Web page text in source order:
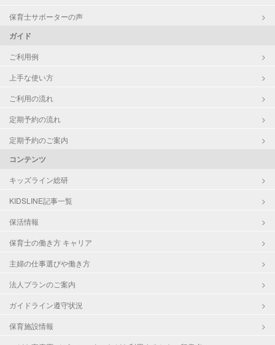
保育士サポーターの声
ガイド
ご利用例
上手な使い方
ご利用の流れ
定期予約の流れ
定期予約のご案内
コンテンツ
キッズライン総研
KIDSLINE記事一覧
保活情報
保育士の働き方 キャリア
主婦の仕事選びや働き方
法人プランのご案内
ガイドライン遵守状況
保育施設情報